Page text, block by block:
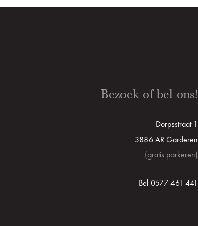
Bezoek of bel ons!
Dorpsstraat 1
3886 AR Garderen
(gratis parkeren)
Bel 0577 461 441